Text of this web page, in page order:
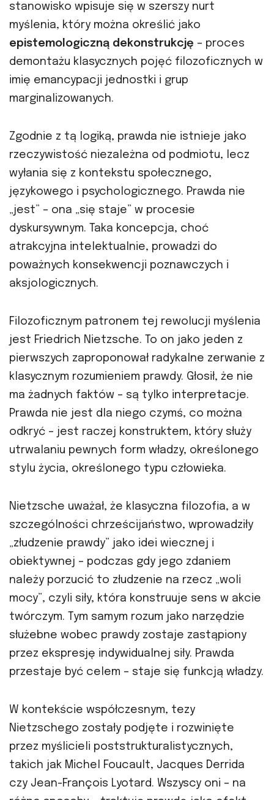
stanowisko wpisuje się w szerszy nurt
myślenia, który można określić jako
epistemologiczną dekonstrukcję – proces
demontażu klasycznych pojęć filozoficznych w
imię emancypacji jednostki i grup
marginalizowanych.
Zgodnie z tą logiką, prawda nie istnieje jako
rzeczywistość niezależna od podmiotu, lecz
wyłania się z kontekstu społecznego,
językowego i psychologicznego. Prawda nie
„jest” – ona „się staje” w procesie
dyskursywnym. Taka koncepcja, choć
atrakcyjna intelektualnie, prowadzi do
poważnych konsekwencji poznawczych i
aksjologicznych.
Filozoficznym patronem tej rewolucji myślenia
jest Friedrich Nietzsche. To on jako jeden z
pierwszych zaproponował radykalne zerwanie z
klasycznym rozumieniem prawdy. Głosił, że nie
ma żadnych faktów – są tylko interpretacje.
Prawda nie jest dla niego czymś, co można
odkryć – jest raczej konstruktem, który służy
utrwalaniu pewnych form władzy, określonego
stylu życia, określonego typu człowieka.
Nietzsche uważał, że klasyczna filozofia, a w
szczególności chrześcijaństwo, wprowadziły
„złudzenie prawdy” jako idei wiecznej i
obiektywnej – podczas gdy jego zdaniem
należy porzucić to złudzenie na rzecz „woli
mocy”, czyli siły, która konstruuje sens w akcie
twórczym. Tym samym rozum jako narzędzie
służebne wobec prawdy zostaje zastąpiony
przez ekspresję indywidualnej siły. Prawda
przestaje być celem – staje się funkcją władzy.
W kontekście współczesnym, tezy
Nietzschego zostały podjęte i rozwinięte
przez myślicieli poststrukturalistycznych,
takich jak Michel Foucault, Jacques Derrida
czy Jean-François Lyotard. Wszyscy oni – na